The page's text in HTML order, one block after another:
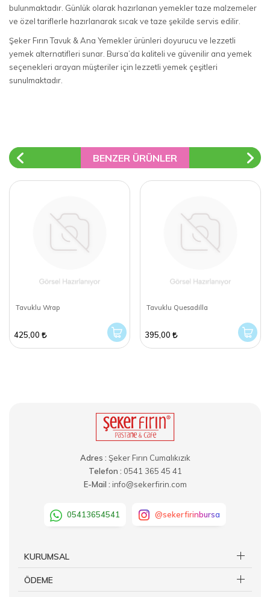
bulunmaktadır. Günlük olarak hazırlanan yemekler taze malzemeler
ve özel tariflerle hazırlanarak sıcak ve taze şekilde servis edilir.
Şeker Fırın Tavuk & Ana Yemekler ürünleri doyurucu ve lezzetli
yemek alternatifleri sunar. Bursa’da kaliteli ve güvenilir ana yemek
seçenekleri arayan müşteriler için lezzetli yemek çeşitleri
sunulmaktadır.
BENZER ÜRÜNLER
Tavuklu Wrap
425,00
Tavuklu Quesadilla
395,00
Adres : Şeker Fırın Cumalıkızık
Telefon : 0541 365 45 41
E-Mail : info@sekerfirin.com
05413654541 @sekerfirinbursa
KURUMSAL
ÖDEME